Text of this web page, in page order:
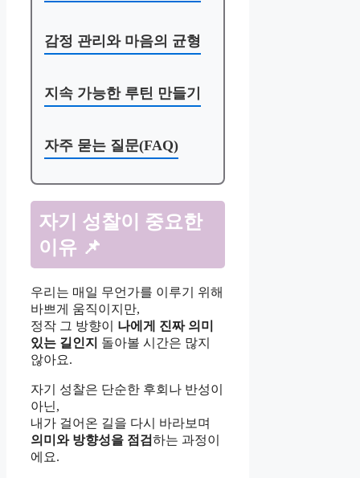
감정 관리와 마음의 균형
지속 가능한 루틴 만들기
자주 묻는 질문(FAQ)
자기 성찰이 중요한
이유 📌
우리는 매일 무언가를 이루기 위해
바쁘게 움직이지만,
정작 그 방향이 나에게 진짜 의미
있는 길인지 돌아볼 시간은 많지
않아요.
자기 성찰은 단순한 후회나 반성이
아닌,
내가 걸어온 길을 다시 바라보며
의미와 방향성을 점검하는 과정이
에요.